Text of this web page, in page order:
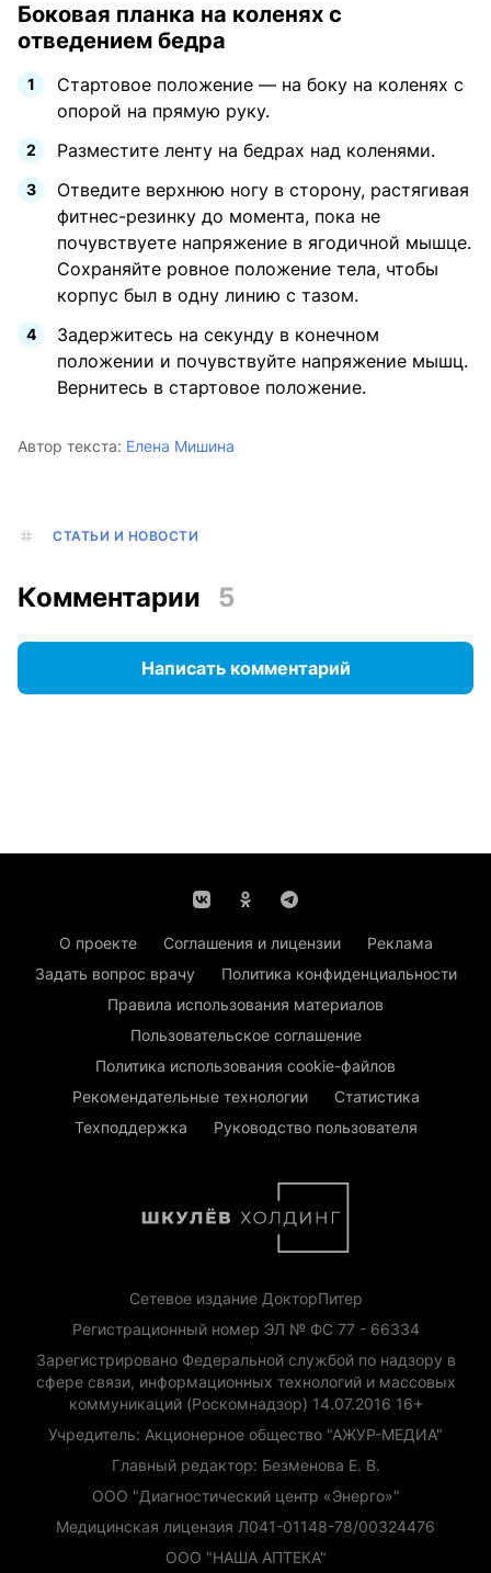
Боковая планка на коленях с
отведением бедра
Стартовое положение — на боку на коленях с
опорой на прямую руку.
Разместите ленту на бедрах над коленями.
Отведите верхнюю ногу в сторону, растягивая
фитнес-резинку до момента, пока не
почувствуете напряжение в ягодичной мышце.
Сохраняйте ровное положение тела, чтобы
корпус был в одну линию с тазом.
Задержитесь на секунду в конечном
положении и почувствуйте напряжение мышц.
Вернитесь в стартовое положение.
Автор текста: Елена Мишина
СТАТЬИ И НОВОСТИ
Комментарии 5
Написать комментарий
О проекте Соглашения и лицензии
Реклама
Задать вопрос врачу
Политика конфиденциальности
Правила использования материалов
Пользовательское соглашение
Политика использования cookie-файлов
Рекомендательные технологии
Статистика
Техподдержка
Руководство пользователя
Сетевое издание ДокторПитер
Регистрационный номер ЭЛ № ФС 77 - 66334
Зарегистрировано Федеральной службой по надзору в
сфере связи, информационных технологий и массовых
коммуникаций (Роскомнадзор) 14.07.2016 16+
Учредитель: Акционерное общество "АЖУР-МЕДИА"
Главный редактор: Безменова Е. В.
ООО "Диагностический центр «Энерго»"
Медицинская лицензия Л041-01148-78/00324476
ООО "НАША АПТЕКА"